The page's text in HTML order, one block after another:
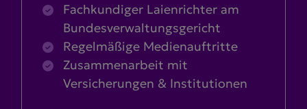
Fachkundiger Laienrichter am
Bundesverwaltungsgericht
Regelmäßige Medienauftritte
Zusammenarbeit mit
Versicherungen & Institutionen